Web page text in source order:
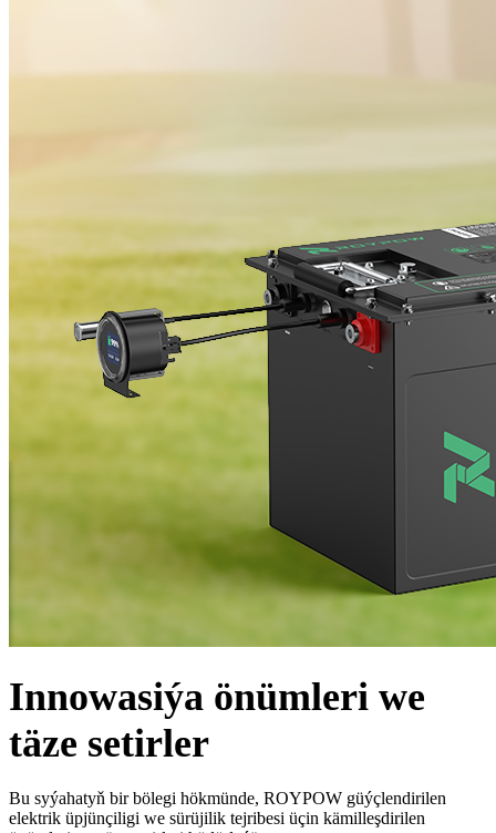
Innowasiýa önümleri we
täze setirler
Bu syýahatyň bir bölegi hökmünde, ROYPOW güýçlendirilen
elektrik üpjünçiligi we sürüjilik tejribesi üçin kämilleşdirilen